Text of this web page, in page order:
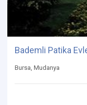
Bademli Patika
Bursa, Mudanya